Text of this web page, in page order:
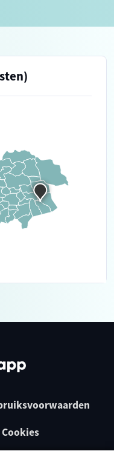
Cookies